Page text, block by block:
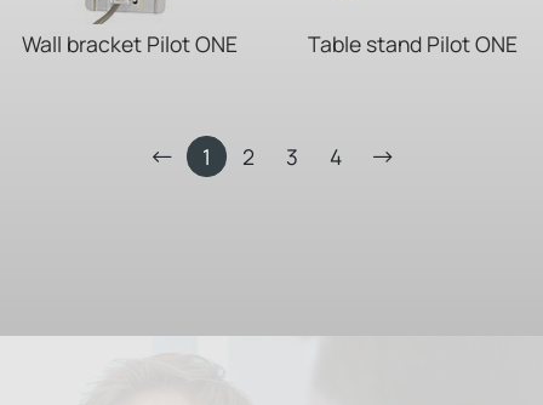
Wall bracket Pilot ONE Table stand Pilot ONE
1 2 3 4